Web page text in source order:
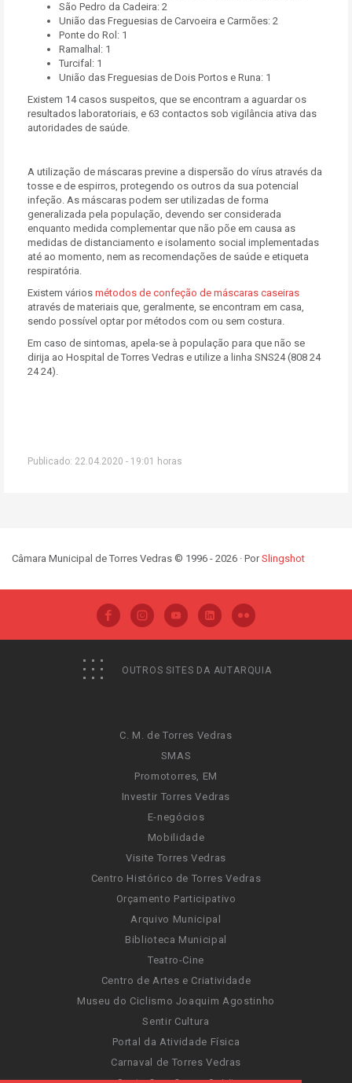
São Pedro da Cadeira: 2
União das Freguesias de Carvoeira e Carmões: 2
Ponte do Rol: 1
Ramalhal: 1
Turcifal: 1
União das Freguesias de Dois Portos e Runa: 1
Existem 14 casos suspeitos, que se encontram a aguardar os
resultados laboratoriais, e 63 contactos sob vigilância ativa das
autoridades de saúde.
A utilização de máscaras previne a dispersão do vírus através da
tosse e de espirros, protegendo os outros da sua potencial
infeção. As máscaras podem ser utilizadas de forma
generalizada pela população, devendo ser considerada
enquanto medida complementar que não põe em causa as
medidas de distanciamento e isolamento social implementadas
até ao momento, nem as recomendações de saúde e etiqueta
respiratória.
Existem vários métodos de confeção de máscaras caseiras
através de materiais que, geralmente, se encontram em casa,
sendo possível optar por métodos com ou sem costura.
Em caso de sintomas, apela-se à população para que não se
dirija ao Hospital de Torres Vedras e utilize a linha SNS24 (808 24
24 24).
Publicado: 22.04.2020 - 19:01 horas
Câmara Municipal de Torres Vedras © 1996 - 2026 · PorSlingshot
OUTROS SITES DA AUTARQUIA
C. M. de Torres Vedras
SMAS
Promotorres, EM
Investir Torres Vedras
E-negócios
Mobilidade
Visite Torres Vedras
Centro Histórico de Torres Vedras
Orçamento Participativo
Arquivo Municipal
Biblioteca Municipal
Teatro-Cine
Centro de Artes e Criatividade
Museu do Ciclismo Joaquim Agostinho
Sentir Cultura
Portal da Atividade Física
Carnaval de Torres Vedras